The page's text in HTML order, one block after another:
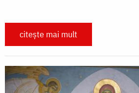
citește mai mult